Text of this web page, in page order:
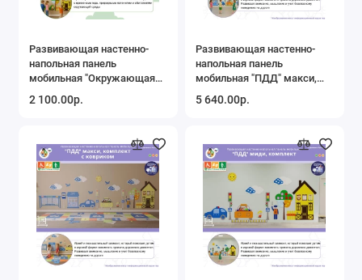
Развивающая настенно-
напольная панель
мобильная "Окружающая
полимер
2 100.00р.
Развивающая настенно-
напольная панель
мобильная "ПДД" макси,
5 640.00р.